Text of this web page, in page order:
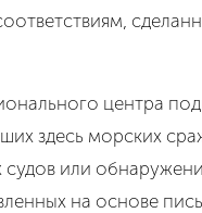
центра
здесь морских
судов или
на основе